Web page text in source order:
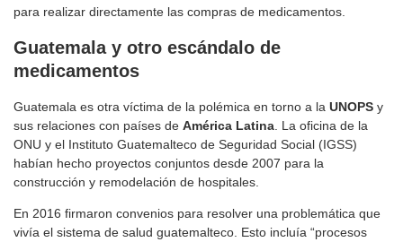
para realizar directamente las compras de medicamentos.
Guatemala y otro escándalo de
medicamentos
Guatemala es otra víctima de la polémica en torno a la UNOPS y
sus relaciones con países de América Latina . La oficina de la
ONU y el Instituto Guatemalteco de Seguridad Social (IGSS)
habían hecho proyectos conjuntos desde 2007 para la
construcción y remodelación de hospitales.
En 2016 firmaron convenios para resolver una problemática que
vivía el sistema de salud guatemalteco. Esto incluía “procesos